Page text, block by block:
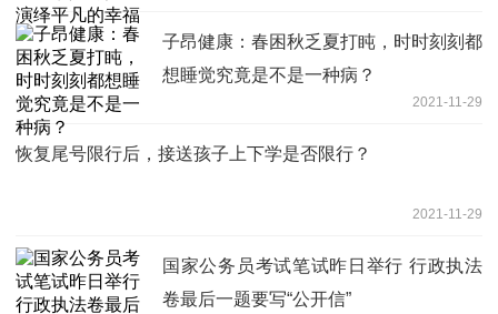
子昂健康：春困秋乏夏打盹，时时刻刻都
想睡觉究竟是不是一种病？
2021-11-29
恢复尾号限行后，接送孩子上下学是否限行？
2021-11-29
国家公务员考试笔试昨日举行 行政执法
卷最后一题要写“公开信”